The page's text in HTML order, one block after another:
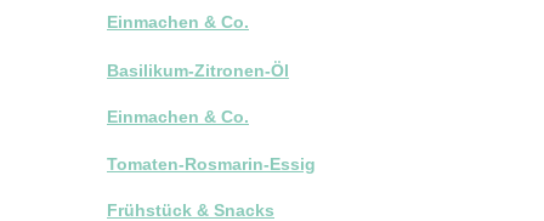
Einmachen & Co.
Basilikum-Zitronen-Öl
Einmachen & Co.
Tomaten-Rosmarin-Essig
Frühstück & Snacks